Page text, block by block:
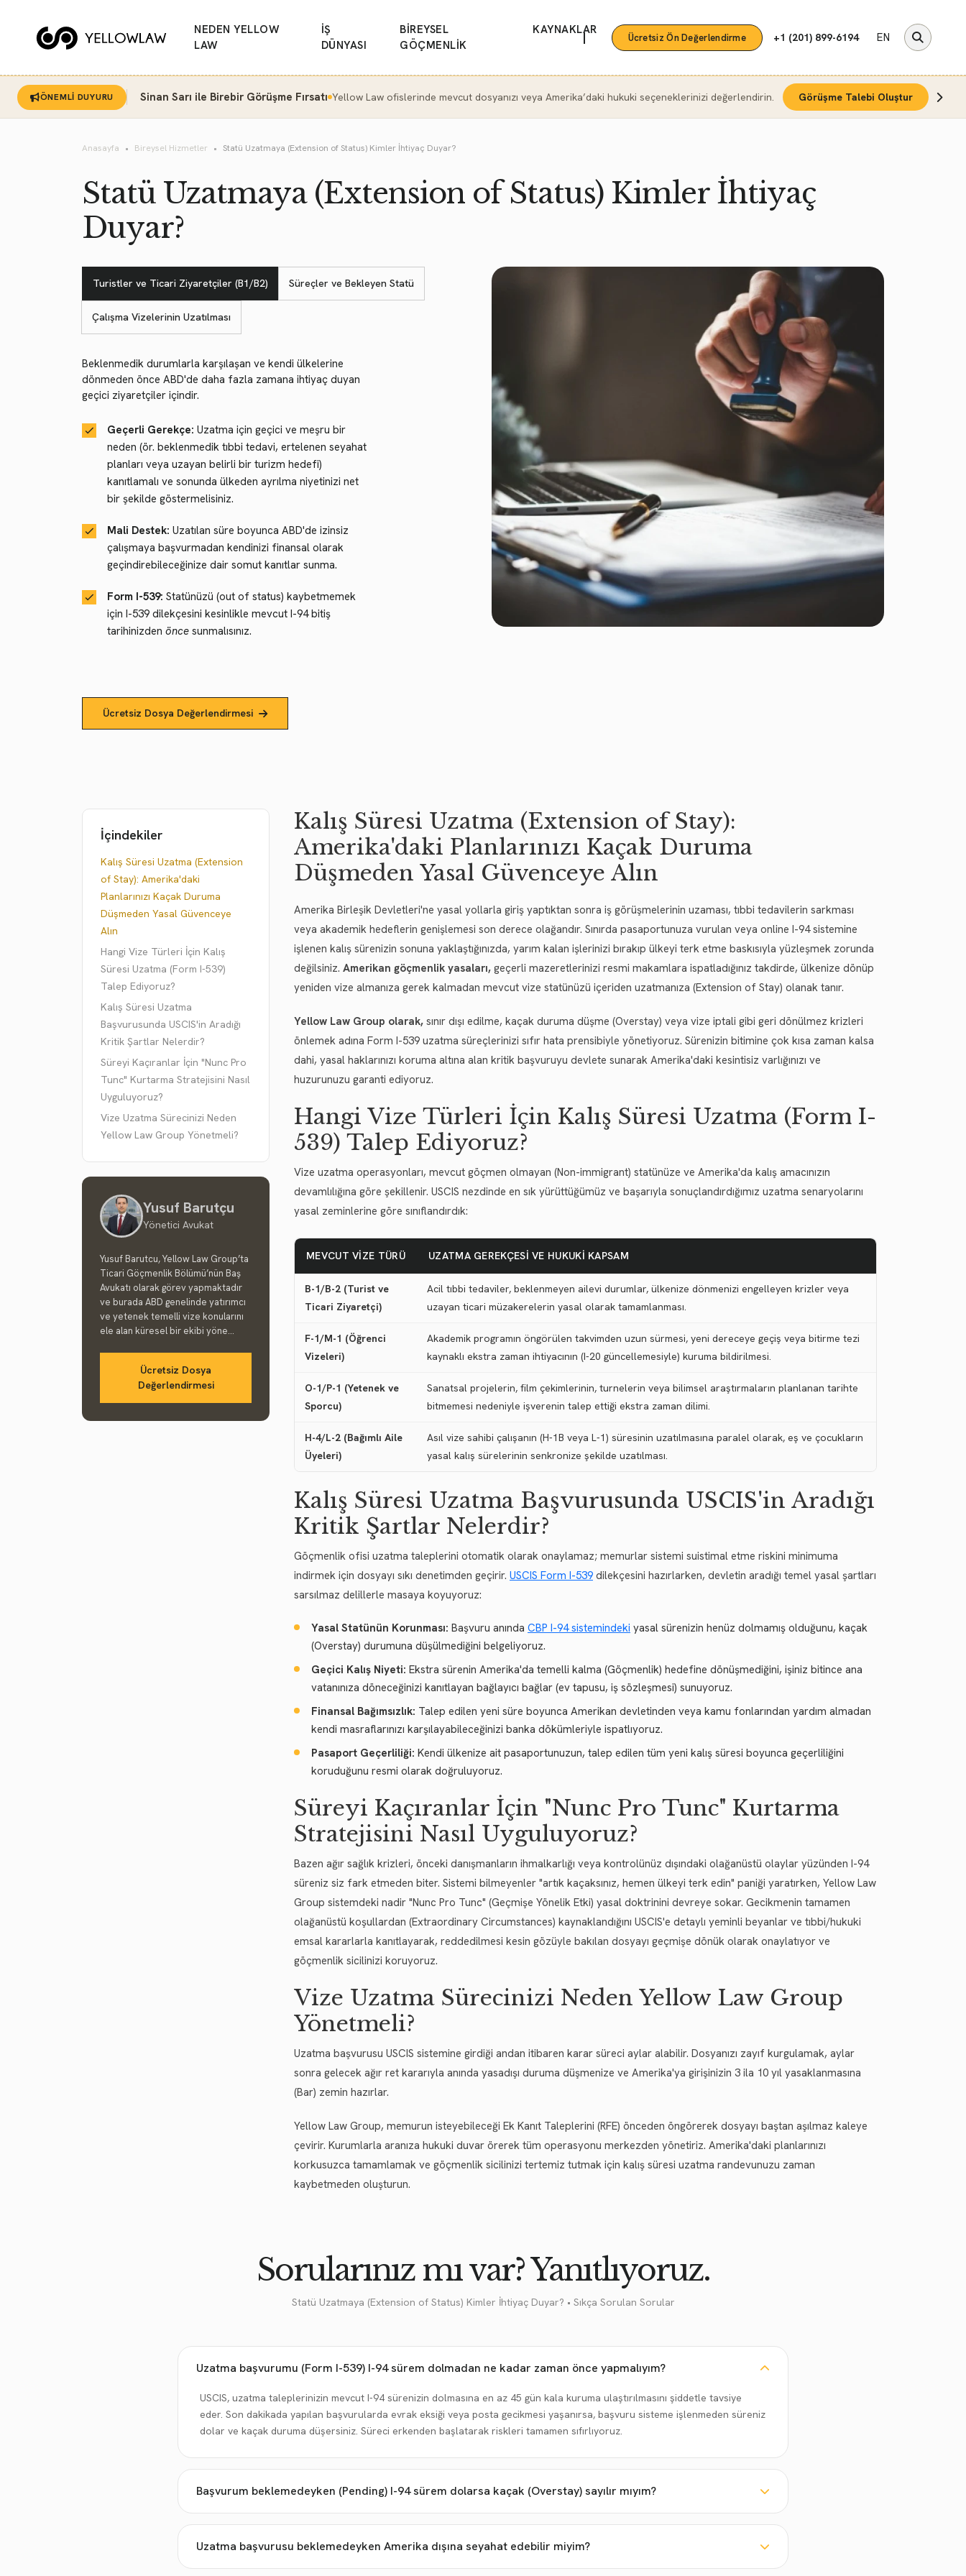
NEDEN YELLOW
LAW
İŞ
DÜNYASI
BİREYSEL
GÖÇMENLİK
KAYNAKLAR
| Ücretsiz Ön Değerlendirme +1 (201) 899-6194 EN
ÖNEMLİ DUYURU Sinan Sarı ile Birebir Görüşme Fırsatı Yellow Law ofislerinde mevcut dosyanızı veya Amerika’daki hukuki seçeneklerinizi değerlendirin. Görüşme Talebi Oluştur
Anasayfa Bireysel Hizmetler Statü Uzatmaya (Extension of Status) Kimler İhtiyaç Duyar?
Statü Uzatmaya (Extension of Status) Kimler İhtiyaç
Duyar?
Turistler ve Ticari Ziyaretçiler (B1/B2) Süreçler ve Bekleyen Statü
Çalışma Vizelerinin Uzatılması
Beklenmedik durumlarla karşılaşan ve kendi ülkelerine
dönmeden önce ABD'de daha fazla zamana ihtiyaç duyan
geçici ziyaretçiler içindir.
Geçerli Gerekçe: Uzatma için geçici ve meşru bir
neden (ör. beklenmedik tıbbi tedavi, ertelenen seyahat
planları veya uzayan belirli bir turizm hedefi)
kanıtlamalı ve sonunda ülkeden ayrılma niyetinizi net
bir şekilde göstermelisiniz.
Mali Destek: Uzatılan süre boyunca ABD'de izinsiz
çalışmaya başvurmadan kendinizi finansal olarak
geçindirebileceğinize dair somut kanıtlar sunma.
Form I-539: Statünüzü (out of status) kaybetmemek
için I-539 dilekçesini kesinlikle mevcut I-94 bitiş
tarihinizden önce sunmalısınız.
Ücretsiz Dosya Değerlendirmesi
İçindekiler
Kalış Süresi Uzatma (Extension
of Stay): Amerika'daki
Planlarınızı Kaçak Duruma
Düşmeden Yasal Güvenceye
Alın
Hangi Vize Türleri İçin Kalış
Süresi Uzatma (Form I-539)
Talep Ediyoruz?
Kalış Süresi Uzatma
Başvurusunda USCIS'in Aradığı
Kritik Şartlar Nelerdir?
Süreyi Kaçıranlar İçin "Nunc Pro
Tunc" Kurtarma Stratejisini Nasıl
Uyguluyoruz?
Vize Uzatma Sürecinizi Neden
Yellow Law Group Yönetmeli?
Yusuf Barutçu
Yönetici Avukat
Yusuf Barutcu, Yellow Law Group’ta
Ticari Göçmenlik Bölümü’nün Baş
Avukatı olarak görev yapmaktadır
ve burada ABD genelinde yatırımcı
ve yetenek temelli vize konularını
ele alan küresel bir ekibi yöne...
Ücretsiz Dosya
Değerlendirmesi
Kalış Süresi Uzatma (Extension of Stay):
Amerika'daki Planlarınızı Kaçak Duruma
Düşmeden Yasal Güvenceye Alın
Amerika Birleşik Devletleri'ne yasal yollarla giriş yaptıktan sonra iş görüşmelerinin uzaması, tıbbi tedavilerin sarkması
veya akademik hedeflerin genişlemesi son derece olağandır. Sınırda pasaportunuza vurulan veya online I-94 sistemine
işlenen kalış sürenizin sonuna yaklaştığınızda, yarım kalan işlerinizi bırakıp ülkeyi terk etme baskısıyla yüzleşmek zorunda
değilsiniz. Amerikan göçmenlik yasaları, geçerli mazeretlerinizi resmi makamlara ispatladığınız takdirde, ülkenize dönüp
yeniden vize almanıza gerek kalmadan mevcut vize statünüzü içeriden uzatmanıza (Extension of Stay) olanak tanır.
Yellow Law Group olarak, sınır dışı edilme, kaçak duruma düşme (Overstay) veya vize iptali gibi geri dönülmez krizleri
önlemek adına Form I-539 uzatma süreçlerinizi sıfır hata prensibiyle yönetiyoruz. Sürenizin bitimine çok kısa zaman kalsa
dahi, yasal haklarınızı koruma altına alan kritik başvuruyu devlete sunarak Amerika'daki kesintisiz varlığınızı ve
huzurunuzu garanti ediyoruz.
Hangi Vize Türleri İçin Kalış Süresi Uzatma (Form I-
539) Talep Ediyoruz?
Vize uzatma operasyonları, mevcut göçmen olmayan (Non-immigrant) statünüze ve Amerika'da kalış amacınızın
devamlılığına göre şekillenir. USCIS nezdinde en sık yürüttüğümüz ve başarıyla sonuçlandırdığımız uzatma senaryolarını
yasal zeminlerine göre sınıflandırdık:
MEVCUT VIZE TÜRÜ UZATMA GEREKÇESI VE HUKUKI KAPSAM
B-1/B-2 (Turist ve
Ticari Ziyaretçi)
Acil tıbbi tedaviler, beklenmeyen ailevi durumlar, ülkenize dönmenizi engelleyen krizler veya
uzayan ticari müzakerelerin yasal olarak tamamlanması.
F-1/M-1 (Öğrenci
Vizeleri)
Akademik programın öngörülen takvimden uzun sürmesi, yeni dereceye geçiş veya bitirme tezi
kaynaklı ekstra zaman ihtiyacının (I-20 güncellemesiyle) kuruma bildirilmesi.
O-1/P-1 (Yetenek ve
Sporcu)
Sanatsal projelerin, film çekimlerinin, turnelerin veya bilimsel araştırmaların planlanan tarihte
bitmemesi nedeniyle işverenin talep ettiği ekstra zaman dilimi.
H-4/L-2 (Bağımlı Aile
Üyeleri)
Asıl vize sahibi çalışanın (H-1B veya L-1) süresinin uzatılmasına paralel olarak, eş ve çocukların
yasal kalış sürelerinin senkronize şekilde uzatılması.
Kalış Süresi Uzatma Başvurusunda USCIS'in Aradığı
Kritik Şartlar Nelerdir?
Göçmenlik ofisi uzatma taleplerini otomatik olarak onaylamaz; memurlar sistemi suistimal etme riskini minimuma
indirmek için dosyayı sıkı denetimden geçirir. USCIS Form I-539 dilekçesini hazırlarken, devletin aradığı temel yasal şartları
sarsılmaz delillerle masaya koyuyoruz:
Yasal Statünün Korunması: Başvuru anında CBP I-94 sistemindeki yasal sürenizin henüz dolmamış olduğunu, kaçak
(Overstay) durumuna düşülmediğini belgeliyoruz.
Geçici Kalış Niyeti: Ekstra sürenin Amerika'da temelli kalma (Göçmenlik) hedefine dönüşmediğini, işiniz bitince ana
vatanınıza döneceğinizi kanıtlayan bağlayıcı bağlar (ev tapusu, iş sözleşmesi) sunuyoruz.
Finansal Bağımsızlık: Talep edilen yeni süre boyunca Amerikan devletinden veya kamu fonlarından yardım almadan
kendi masraflarınızı karşılayabileceğinizi banka dökümleriyle ispatlıyoruz.
Pasaport Geçerliliği: Kendi ülkenize ait pasaportunuzun, talep edilen tüm yeni kalış süresi boyunca geçerliliğini
koruduğunu resmi olarak doğruluyoruz.
Süreyi Kaçıranlar İçin "Nunc Pro Tunc" Kurtarma
Stratejisini Nasıl Uyguluyoruz?
Bazen ağır sağlık krizleri, önceki danışmanların ihmalkarlığı veya kontrolünüz dışındaki olağanüstü olaylar yüzünden I-94
süreniz siz fark etmeden biter. Sistemi bilmeyenler "artık kaçaksınız, hemen ülkeyi terk edin" paniği yaratırken, Yellow Law
Group sistemdeki nadir "Nunc Pro Tunc" (Geçmişe Yönelik Etki) yasal doktrinini devreye sokar. Gecikmenin tamamen
olağanüstü koşullardan (Extraordinary Circumstances) kaynaklandığını USCIS'e detaylı yeminli beyanlar ve tıbbi/hukuki
emsal kararlarla kanıtlayarak, reddedilmesi kesin gözüyle bakılan dosyayı geçmişe dönük olarak onaylatıyor ve
göçmenlik sicilinizi koruyoruz.
Vize Uzatma Sürecinizi Neden Yellow Law Group
Yönetmeli?
Uzatma başvurusu USCIS sistemine girdiği andan itibaren karar süreci aylar alabilir. Dosyanızı zayıf kurgulamak, aylar
sonra gelecek ağır ret kararıyla anında yasadışı duruma düşmenize ve Amerika'ya girişinizin 3 ila 10 yıl yasaklanmasına
(Bar) zemin hazırlar.
Yellow Law Group, memurun isteyebileceği Ek Kanıt Taleplerini (RFE) önceden öngörerek dosyayı baştan aşılmaz kaleye
çevirir. Kurumlarla aranıza hukuki duvar örerek tüm operasyonu merkezden yönetiriz. Amerika'daki planlarınızı
korkusuzca tamamlamak ve göçmenlik sicilinizi tertemiz tutmak için kalış süresi uzatma randevunuzu zaman
kaybetmeden oluşturun.
Sorularınız mı var? Yanıtlıyoruz.
Statü Uzatmaya (Extension of Status) Kimler İhtiyaç Duyar? • Sıkça Sorulan Sorular
Uzatma başvurumu (Form I-539) I-94 sürem dolmadan ne kadar zaman önce yapmalıyım?
USCIS, uzatma taleplerinizin mevcut I-94 sürenizin dolmasına en az 45 gün kala kuruma ulaştırılmasını şiddetle tavsiye
eder. Son dakikada yapılan başvurularda evrak eksiği veya posta gecikmesi yaşanırsa, başvuru sisteme işlenmeden süreniz
dolar ve kaçak duruma düşersiniz. Süreci erkenden başlatarak riskleri tamamen sıfırlıyoruz.
Başvurum beklemedeyken (Pending) I-94 sürem dolarsa kaçak (Overstay) sayılır mıyım?
Uzatma başvurusu beklemedeyken Amerika dışına seyahat edebilir miyim?